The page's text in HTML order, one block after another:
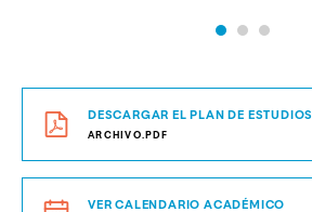
DESCARGAR EL PLAN DE ESTUDIOS
ARCHIVO.PDF
VER CALENDARIO ACADÉMICO